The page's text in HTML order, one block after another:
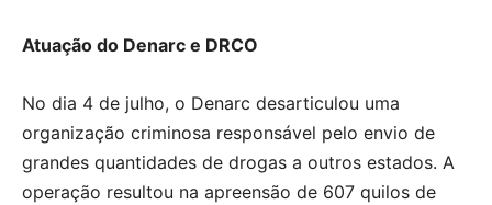
Atuação do Denarc e DRCO
No dia 4 de julho, o Denarc desarticulou uma
organização criminosa responsável pelo envio de
grandes quantidades de drogas a outros estados. A
operação resultou na apreensão de 607 quilos de